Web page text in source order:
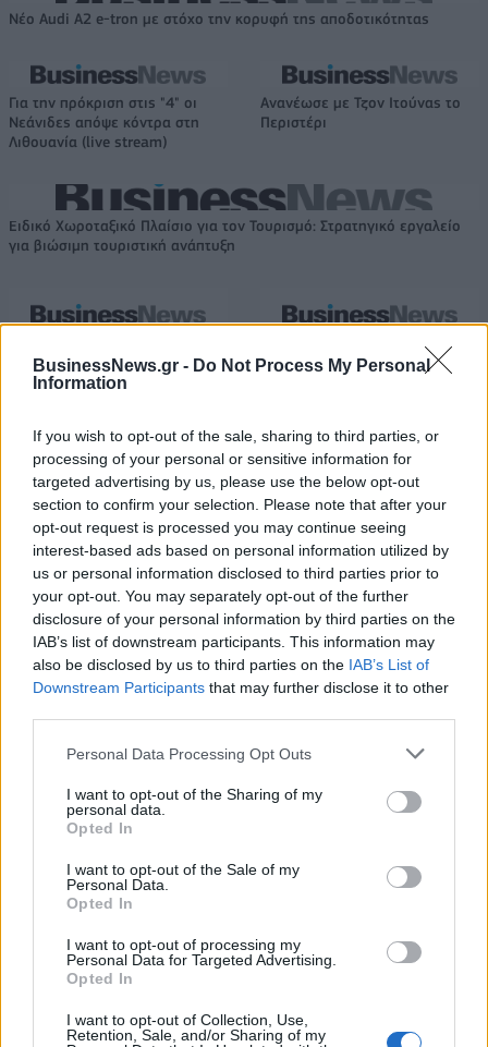
BusinessNews.gr - Do Not Process My Personal
Information
If you wish to opt-out of the sale, sharing to third parties, or
processing of your personal or sensitive information for
targeted advertising by us, please use the below opt-out
section to confirm your selection. Please note that after your
opt-out request is processed you may continue seeing
interest-based ads based on personal information utilized by
us or personal information disclosed to third parties prior to
your opt-out. You may separately opt-out of the further
disclosure of your personal information by third parties on the
IAB’s list of downstream participants. This information may
also be disclosed by us to third parties on the IAB’s List of
Downstream Participants that may further disclose it to other
Personal Data Processing Opt Outs
I want to opt-out of the Sharing of my
personal data.
Opted In
I want to opt-out of the Sale of my
Personal Data.
Opted In
I want to opt-out of processing my
Personal Data for Targeted Advertising.
Opted In
I want to opt-out of Collection, Use,
Retention, Sale, and/or Sharing of my
Νέο Audi A2 e-tron με στόχο την κορυφή της αποδοτικότητας
Για την πρόκριση στις "4" οι
Νεάνιδες απόψε κόντρα στη
Λιθουανία (live stream)
Ανανέωσε με Τζον Ιτούνας το
Περιστέρι
Ειδικό Χωροταξικό Πλαίσιο για τον Τουρισμό: Στρατηγικό εργαλείο
για βιώσιμη τουριστική ανάπτυξη
HELLENiQ ENERGY: Κέρδη 393
εκατ. ευρώ στο α' εξάμηνο –
Στα 734 εκατ. ευρώ τα EBITDA
ΣΤΑΣΥ: 29,4 χλμ. νέων
σιδηροτροχιών στο Μετρό της
Η Chery επενδύει 75 εκατ. δολάρια στην KG Mobility
Το FIAT 500 Hybrid τώρα από
18.990 ευρώ
Ατρόμητος και Novibet
συνεχίζουν μαζί: Ανανέωση της
συνεργασίας τους μέχρι το
2028
18η συνεχόμενη χρονιά για τον ΟΤΕ στη διεθνή σειρά δεικτών
Alpha Bank: Για πρώτη φορά το Αρχαίο Θέατρο Επιδαύρου άνοιξε τις
ΠΕΡΙΣΣΌΤΕΡΑ ΣΕ ΑΥΤΉ ΤΗΝ ΚΑΤΗΓΟΡΊΑ